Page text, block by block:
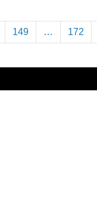
149 … 172